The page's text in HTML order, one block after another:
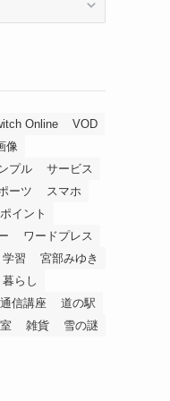
Online
VOD
像
プル
サービス
ーツ
スマホ
ポイント
ワードプレス
学習
宮部みゆき
暮らし
通信講座
道の駅
雑貨
雪の謎